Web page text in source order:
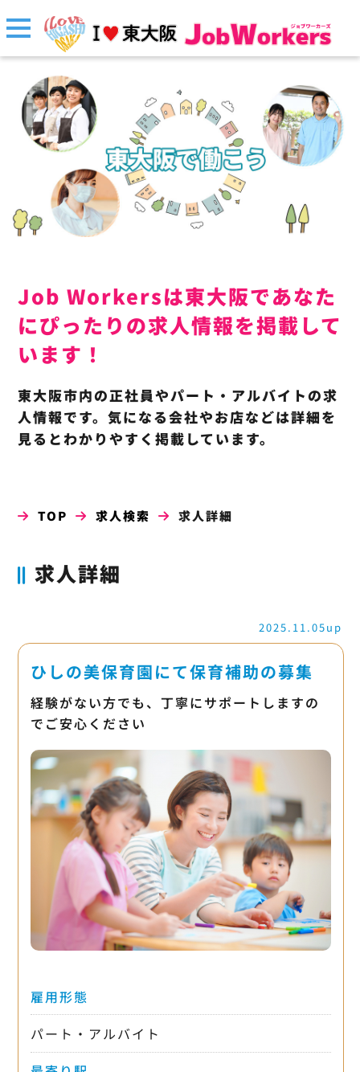
Job Workersは東大阪であなた
にぴったりの求人情報を掲載して
います！
東大阪市内の正社員やパート・アルバイトの求
人情報です。気になる会社やお店などは詳細を
見るとわかりやすく掲載しています。
TOP 求人検索 求人詳細
求人詳細
2025.11.05up
ひしの美保育園にて保育補助の募集
経験がない方でも、丁寧にサポートしますの
でご安心ください
雇用形態
パート・アルバイト